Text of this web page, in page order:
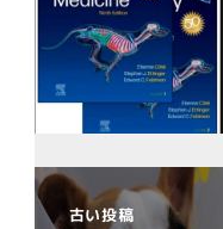
古い投稿